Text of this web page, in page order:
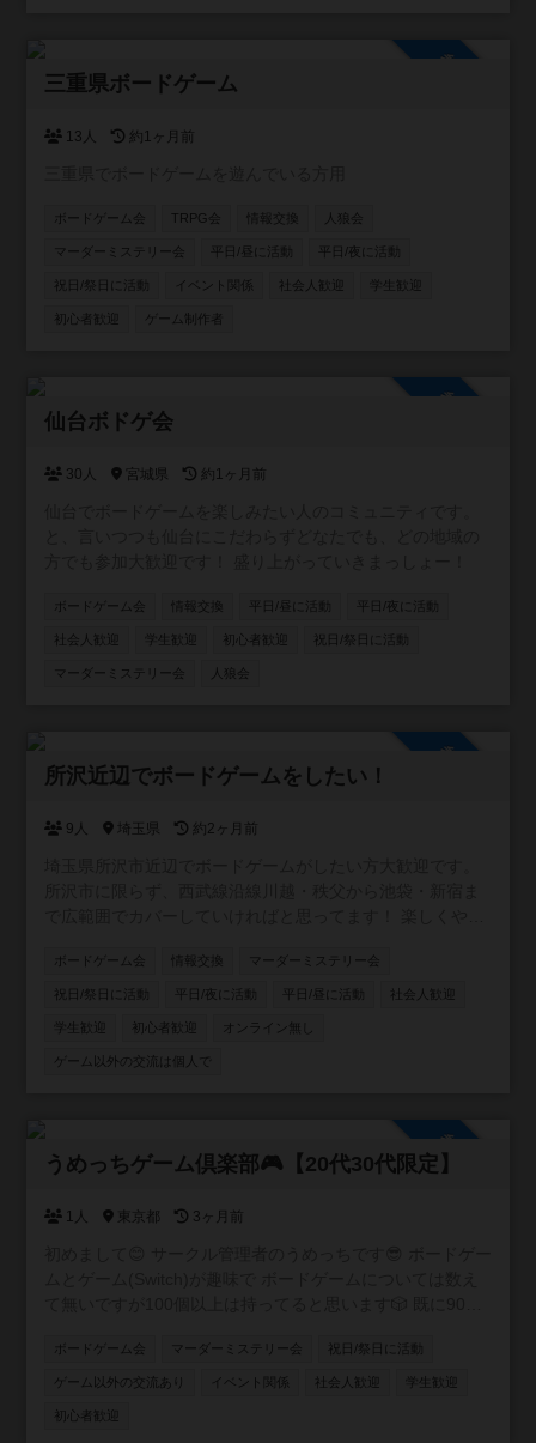
三重県ボードゲーム
13人 約1ヶ月前
ボードゲーム会 TRPG会 情報交換 人狼会
マーダーミステリー会 平日/昼に活動 平日/夜に活動
祝日/祭日に活動 イベント関係 社会人歓迎 学生歓迎
初心者歓迎 ゲーム制作者
仙台ボドゲ会
30人 宮城県 約1ヶ月前
ボードゲーム会 情報交換 平日/昼に活動 平日/夜に活動
社会人歓迎 学生歓迎 初心者歓迎 祝日/祭日に活動
マーダーミステリー会 人狼会
所沢近辺でボードゲームをしたい！
9人 埼玉県 約2ヶ月前
話をたくさんしたい方、是非お入りください！ 逆にご飯と
か飲みとかそういうことはするつもりありません。 仲良く
ボードゲーム会 情報交換 マーダーミステリー会
祝日/祭日に活動 平日/夜に活動 平日/昼に活動 社会人歓迎
学生歓迎 初心者歓迎 オンライン無し
ゲーム以外の交流は個人で
参加自由
うめっちゲーム倶楽部🎮【20代30代限定】
1人 東京都 3ヶ月前
向かい入れたくてこちらでも サークルを作らせて頂きまし
た✨ 皆さんお喋り好きな方が多いので黙々とゲームをやり
ボードゲーム会 マーダーミステリー会 祝日/祭日に活動
ゲーム以外の交流あり イベント関係 社会人歓迎 学生歓迎
初心者歓迎